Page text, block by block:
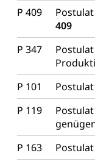
P 409
409
P 347
P 101
P 119
P 163